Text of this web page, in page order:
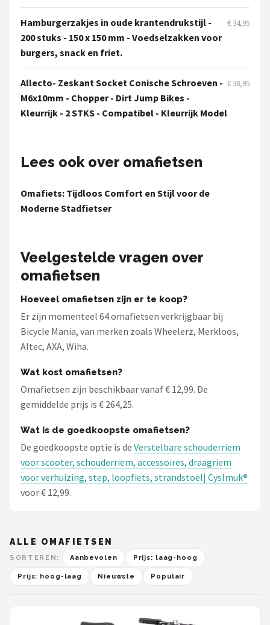
Hamburgerzakjes in oude krantendrukstijl -
200 stuks - 150 x 150 mm - Voedselzakken voor
burgers, snack en friet.
€ 34,95
Allecto- Zeskant Socket Conische Schroeven -
M6x10mm - Chopper - Dirt Jump Bikes -
Kleurrijk - 2 STKS - Compatibel - Kleurrijk Model
€ 38,95
Lees ook over omafietsen
Omafiets: Tijdloos Comfort en Stijl voor de
Moderne Stadfietser
Veelgestelde vragen over
omafietsen
Hoeveel omafietsen zijn er te koop?
Er zijn momenteel 64 omafietsen verkrijgbaar bij
Bicycle Mania, van merken zoals Wheelerz, Merkloos,
Altec, AXA, Wiha.
Wat kost omafietsen?
Omafietsen zijn beschikbaar vanaf € 12,99. De
gemiddelde prijs is € 264,25.
Wat is de goedkoopste omafietsen?
De goedkoopste optie is de Verstelbare schouderriem
voor scooter, schouderriem, accessoires, draagriem
voor verhuizing, step, loopfiets, strandstoel| Cyslmuk®
voor € 12,99.
ALLE OMAFIETSEN
SORTEREN: Aanbevolen Prijs: laag-hoog
Prijs: hoog-laag Nieuwste Populair